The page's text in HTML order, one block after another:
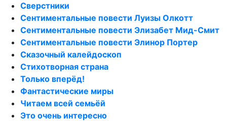
Сверстники
Сентиментальные повести Луизы Олкотт
Сентиментальные повести Элизабет Мид-Смит
Сентиментальные повести Элинор Портер
Сказочный калейдоскоп
Стихотворная страна
Только вперёд!
Фантастические миры
Читаем всей семьёй
Это очень интересно